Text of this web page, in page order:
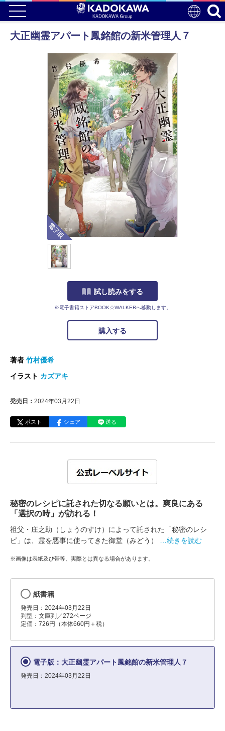
大正幽霊アパート鳳銘館の新米管理人７
電子版
試し読みをする
※電子書籍ストアBOOK☆WALKERへ移動します。
購入する
著者 竹村優希
イラスト カズアキ
発売日： 2024年03月22日
ポスト シェア 送る
秘密のレシピに託された切なる願いとは。爽良にある
「選択の時」が訪れる！
祖父・庄之助（しょうのすけ）によって託された「秘密のレシ
ピ」は、霊を悪事に使ってきた御堂（みどう）
…続きを読む
※画像は表紙及び帯等、実際とは異なる場合があります。
紙書籍
発売日：2024年03月22日
判型：文庫判／272ページ
定価：726円（本体660円＋税）
電子版：大正幽霊アパート鳳銘館の新米管理人７
発売日：2024年03月22日